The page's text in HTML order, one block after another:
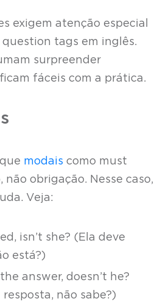
exigem atenção especial
tags em inglês.
surpreender
fáceis com a prática.
modais como must
obrigação. Nesse caso,
Veja:
isn’t she? (Ela deve
está?)
answer, doesn’t he?
não sabe?)